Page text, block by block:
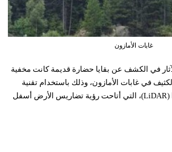
غابات الأمازون
في الكشف عن بقايا حضارة قديمة كانت مخفية
في غابات الأمازون، وذلك باستخدام تقنية
المسح بالليزر المحمولة جوًا (LiDAR)، التي أتاحت رؤية تضاريس الأرض أسفل